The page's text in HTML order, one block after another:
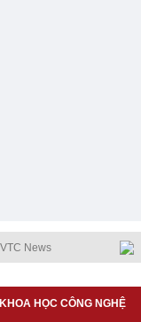
KHOA HỌC CÔNG NGHỆ